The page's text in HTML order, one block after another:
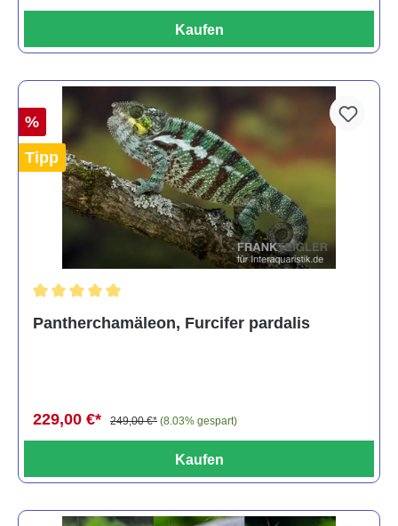
Kaufen
%
Tipp
Pantherchamäleon, Furcifer pardalis
229,00 €* 249,00 €* (8.03% gespart)
Kaufen